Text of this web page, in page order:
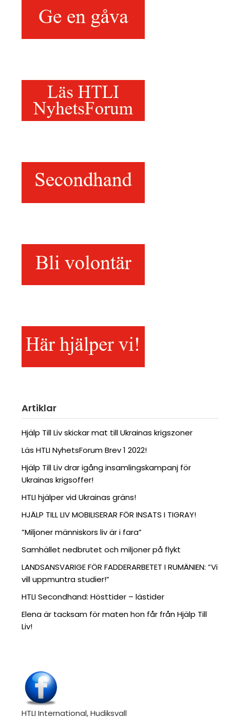
Artiklar
Hjälp Till Liv skickar mat till Ukrainas krigszoner
Läs HTLI NyhetsForum Brev 1 2022!
Hjälp Till Liv drar igång insamlingskampanj för
Ukrainas krigsoffer!
HTLI hjälper vid Ukrainas gräns!
HJÄLP TILL LIV MOBILISERAR FÖR INSATS I TIGRAY!
”Miljoner människors liv är i fara”
Samhället nedbrutet och miljoner på flykt
LANDSANSVARIGE FÖR FADDERARBETET I RUMÄNIEN: ”Vi
vill uppmuntra studier!”
HTLI Secondhand: Hösttider – lästider
Elena är tacksam för maten hon får från Hjälp Till
Liv!
HTLI International, Hudiksvall